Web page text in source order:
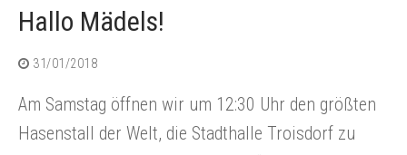
Hallo Mädels!
31/01/2018
Am Samstag öffnen wir um 12:30 Uhr den größten
Hasenstall der Welt, die Stadthalle Troisdorf zu